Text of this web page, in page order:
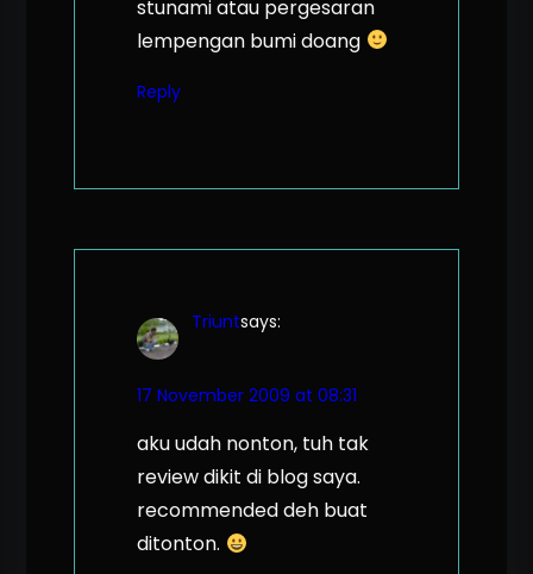
stunami atau pergesaran
lempengan bumi doang
Reply
Triuntsays:
17 November 2009 at 08:31
aku udah nonton, tuh tak
review dikit di blog saya.
recommended deh buat
ditonton.